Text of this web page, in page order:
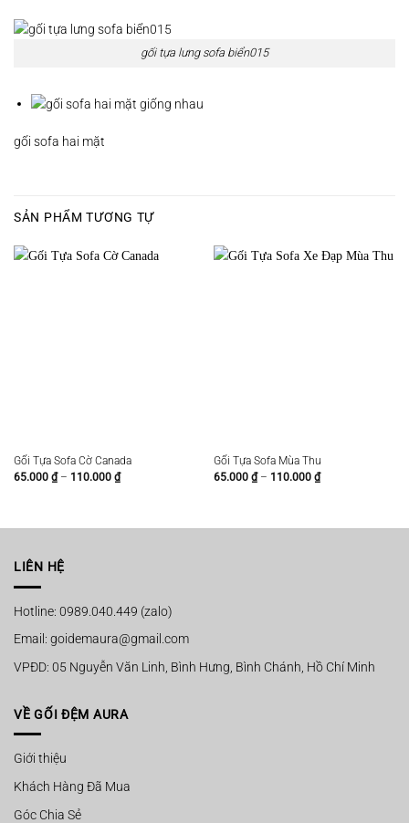
gối tựa lưng sofa biển015
gối sofa hai mặt
SẢN PHẨM TƯƠNG TỰ
Gối Tựa Sofa Cờ Canada
65.000 ₫ – 110.000 ₫Khoảng
giá:
110.000 ₫
Gối Tựa Sofa Mùa Thu
65.000 ₫ – 110.000 ₫Khoảng
giá:
110.000 ₫
LIÊN HỆ
Hotline: 0989.040.449 (zalo)
Email: goidemaura@gmail.com
VPĐD: 05 Nguyễn Văn Linh, Bình Hưng, Bình Chánh, Hồ Chí Minh
VỀ GỐI ĐỆM AURA
Giới thiệu
Khách Hàng Đã Mua
Góc Chia Sẻ